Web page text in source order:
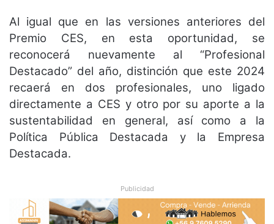
Al igual que en las versiones anteriores del
Premio CES, en esta oportunidad, se
reconocerá nuevamente al “Profesional
Destacado” del año, distinción que este 2024
recaerá en dos profesionales, uno ligado
directamente a CES y otro por su aporte a la
sustentabilidad en general, así como a la
Política Pública Destacada y la Empresa
Destacada.
Publicidad